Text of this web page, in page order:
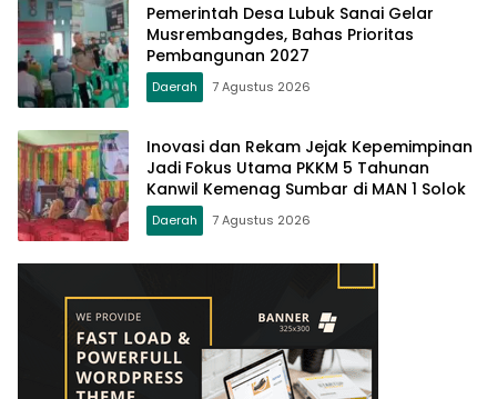
Pemerintah Desa Lubuk Sanai Gelar
Musrembangdes, Bahas Prioritas
Pembangunan 2027
Daerah 7 Agustus 2026
Inovasi dan Rekam Jejak Kepemimpinan
Jadi Fokus Utama PKKM 5 Tahunan
Kanwil Kemenag Sumbar di MAN 1 Solok
Daerah 7 Agustus 2026